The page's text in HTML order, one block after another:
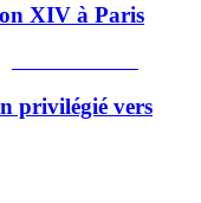
XIV à Paris
privilégié vers